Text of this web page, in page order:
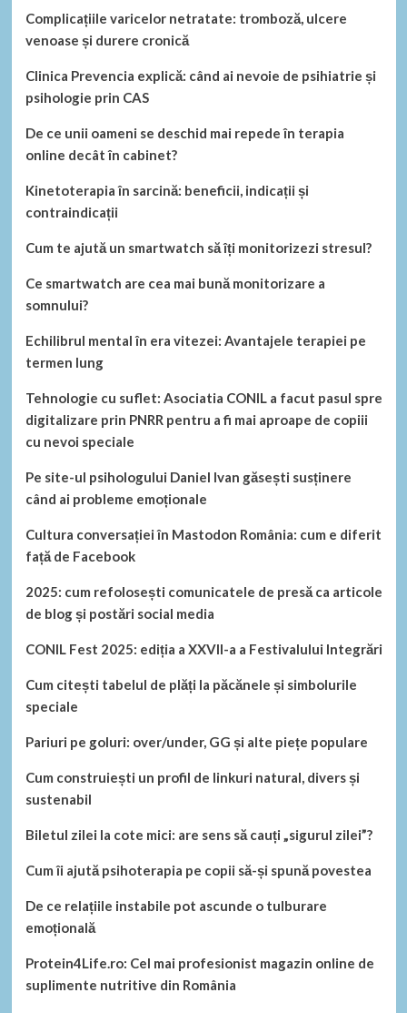
Complicațiile varicelor netratate: tromboză, ulcere
venoase și durere cronică
Clinica Prevencia explică: când ai nevoie de psihiatrie și
psihologie prin CAS
De ce unii oameni se deschid mai repede în terapia
online decât în cabinet?
Kinetoterapia în sarcină: beneficii, indicații și
contraindicații
Cum te ajută un smartwatch să îți monitorizezi stresul?
Ce smartwatch are cea mai bună monitorizare a
somnului?
Echilibrul mental în era vitezei: Avantajele terapiei pe
termen lung
Tehnologie cu suflet: Asociatia CONIL a facut pasul spre
digitalizare prin PNRR pentru a fi mai aproape de copiii
cu nevoi speciale
Pe site-ul psihologului Daniel Ivan găsești susținere
când ai probleme emoționale
Cultura conversației în Mastodon România: cum e diferit
față de Facebook
2025: cum refolosești comunicatele de presă ca articole
de blog și postări social media
CONIL Fest 2025: ediția a XXVII-a a Festivalului Integrări
Cum citești tabelul de plăți la păcănele și simbolurile
speciale
Pariuri pe goluri: over/under, GG și alte piețe populare
Cum construiești un profil de linkuri natural, divers și
sustenabil
Biletul zilei la cote mici: are sens să cauți „sigurul zilei”?
Cum îi ajută psihoterapia pe copii să-și spună povestea
De ce relațiile instabile pot ascunde o tulburare
emoțională
Protein4Life.ro: Cel mai profesionist magazin online de
suplimente nutritive din România